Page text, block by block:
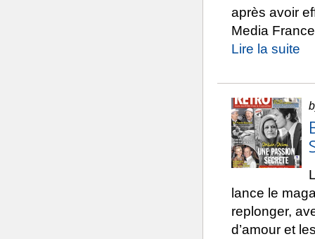
après avoir
Media
Lire la suite
lance le
replonger,
d’amour et